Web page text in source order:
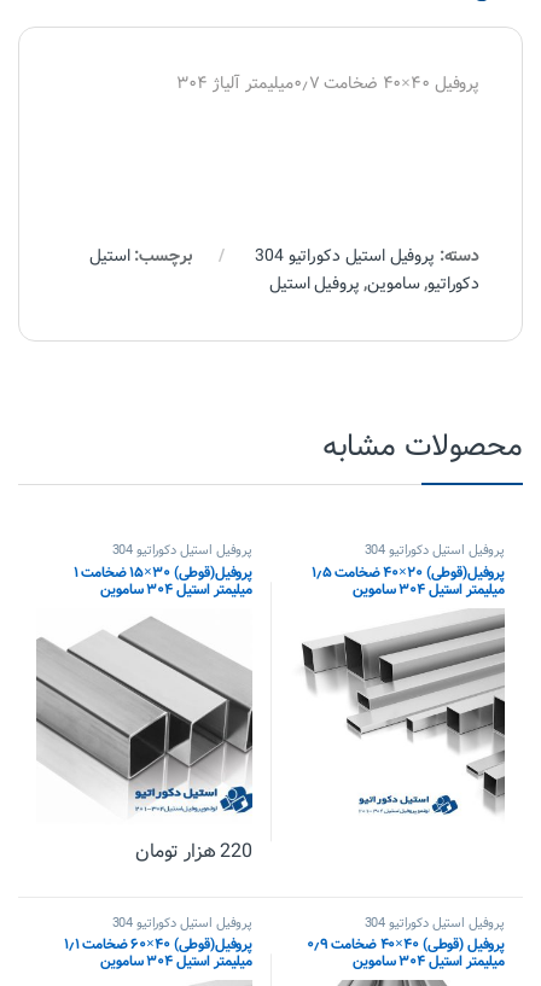
پروفیل ۴۰×۴۰ ضخامت ۰٫۷میلیمتر آلیاژ ۳۰۴
دسته: پروفیل استیل دکوراتیو 304 برچسب:استیل
دکوراتیو,ساموین,پروفیل استیل
محصولات مشابه
پروفیل استیل دکوراتیو 304
پروفیل(قوطی) ۲۰×۴۰ ضخامت ۱٫۵
میلیمتر استیل ۳۰۴ ساموین
پروفیل استیل دکوراتیو 304
پروفیل(قوطی) ۳۰×۱۵ ضخامت ۱
میلیمتر استیل ۳۰۴ ساموین
220هزار تومان
پروفیل استیل دکوراتیو 304
پروفیل (قوطی) ۴۰×۴۰ ضخامت ۰٫۹
میلیمتر استیل ۳۰۴ ساموین
پروفیل استیل دکوراتیو 304
پروفیل(قوطی) ۴۰×۶۰ ضخامت ۱٫۱
میلیمتر استیل ۳۰۴ ساموین